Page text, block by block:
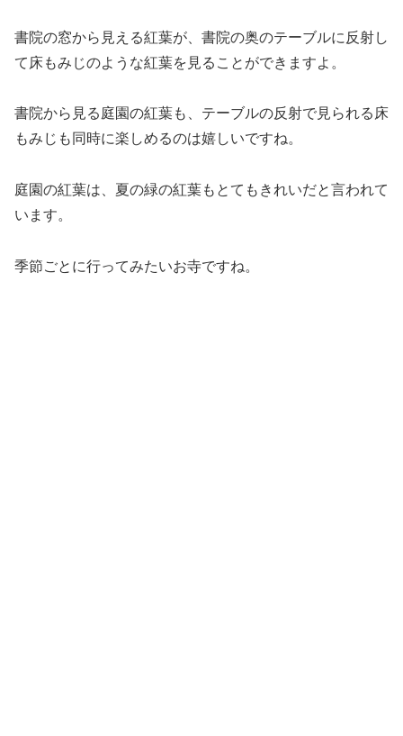
書院の窓から見える紅葉が、書院の奥のテーブルに反射し
て床もみじのような紅葉を見ることができますよ。
書院から見る庭園の紅葉も、テーブルの反射で見られる床
もみじも同時に楽しめるのは嬉しいですね。
庭園の紅葉は、夏の緑の紅葉もとてもきれいだと言われて
います。
季節ごとに行ってみたいお寺ですね。